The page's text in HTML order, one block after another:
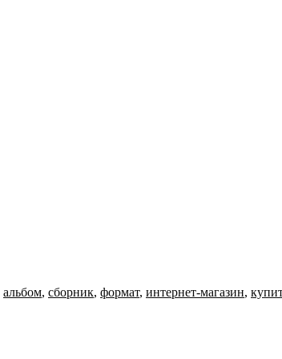
альбом, сборник, формат, интернет-магазин,